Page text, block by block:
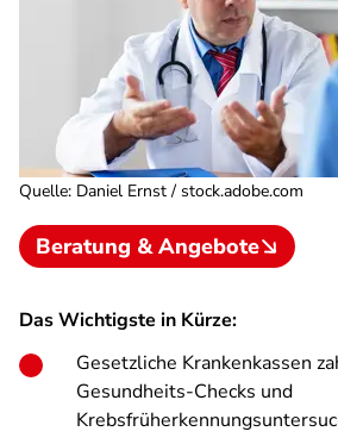
Quelle: Daniel Ernst / stock.adobe.com
Beratung & Angebote
Das Wichtigste in Kürze:
Gesetzliche Krankenkassen
Gesundheits-Checks und